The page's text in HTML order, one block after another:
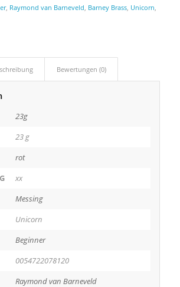
, Raymond van Barneveld Barney Brass, Unicorn
Bewertungen (0)
23g
23 g
rot
xx
Messing
Unicorn
Beginner
0054722078120
Raymond van Barneveld